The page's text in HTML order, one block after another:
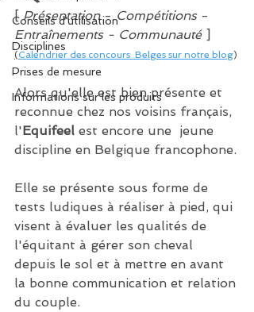
Conseils d'utilisation
Disciplines
Prises de mesure
Informations sur les produits
[ Présentation - Compétitions -
Entraînements - Communauté ]
(Calendrier des concours  Belges sur notre blog)
Alors qu'elle est bien présente et
reconnue chez nos voisins français,
l'Equifeel est encore une  jeune
discipline en Belgique francophone.
Elle se présente sous forme de
tests ludiques à réaliser à pied, qui
visent à évaluer les qualités de
l'équitant à gérer son cheval
depuis le sol et à mettre en avant
la bonne communication et relation
du couple.